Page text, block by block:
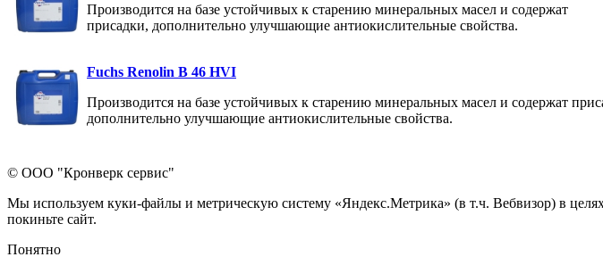
Производится на базе устойчивых к старению минеральных масел и содержат
присадки, дополнительно улучшающие антиокислительные свойства.
Fuchs Renolin B 46 HVI
Производится на базе устойчивых к старению минеральных масел и содержат
дополнительно улучшающие антиокислительные свойства.
© ООО "Кронверк сервис"
Мы используем куки-файлы и метрическую систему «Яндекс.Метрика» (в т.ч. Вебвизор) в
покиньте сайт.
Понятно